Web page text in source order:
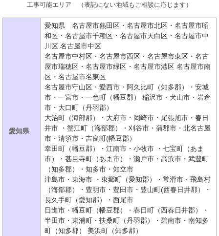
工事可能エリア （表記にない地域もご相談に応じます）
愛知県
愛知県 名古屋市熱田区・名古屋市北区・名古屋市昭
和区・名古屋市千種区・名古屋市天白区・名古屋市中
川区 名古屋市中区
名古屋市中村区・名古屋市西区・名古屋市東区・名古
屋市瑞穂区・名古屋市緑区・名古屋市港区 名古屋市南
区・名古屋市名東区
名古屋市守山区・愛西市・阿久比町（知多郡）・安城
市・一宮市・一色町（幡豆郡） 稲沢市・犬山市・岩倉
市・大口町（丹羽郡）
大治町（海部郡）・大府市・岡崎市・尾張旭市・春日
井市 ・蟹江町（海部郡）・刈谷市・蒲郡市・北名古屋
市・清須市・吉良町(幡豆郡）
幸田町（幡豆郡）・江南市・小牧市 ・七宝町（あま
市）・甚目寺町（あま市）・瀬戸市・高浜市・武豊町
（知多郡）・知多市・知立市
津島市・東海市 ・東郷町（愛知郡）・常滑市・飛島村
（海部郡）・豊明市・豊田市・豊山町(西春日井郡）・
長久手町（愛知郡）・西尾市
日進市・幡豆町（幡豆郡）・春日町（西春日井郡）・
半田市・東浦町・扶桑町（丹羽郡）・碧南市・南知多
町（知多郡） 美浜町（知多郡）